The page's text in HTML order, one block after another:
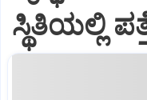
ಸ್ಥಿತಿಯಲ್ಲಿ